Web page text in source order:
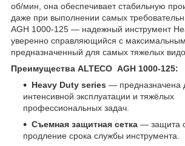
об/мин, она обеспечивает стабильную
даже при выполнении самых
AGH 1000-125 — надежный инструмент
уверенно справляющийся с
предназначенный для самых тяжелых
Преимущества ALTECO AGH 1000-125:
Heavy Duty series — предназначена
интенсивной эксплуатации и тяжёлых
профессиональных задач.
Съемная защитная сетка — защита
продление срока службы инструмента.